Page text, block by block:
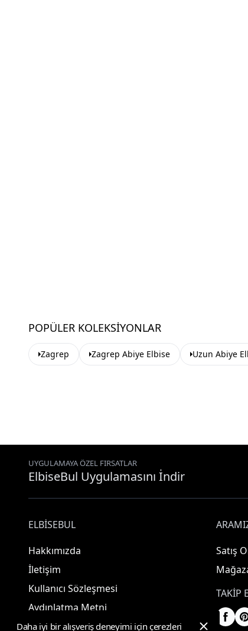
POPÜLER KOLEKSIYONLAR
Zagrep Zagrep Abiye Elbise Uzun Abiye
UYGULAMAYA ÖZEL FIRSATLAR
ElbiseBul Uygulamasını İndir
ELBISEBUL
Hakkımızda
İletişim
Kullanıcı Sözleşmesi
Aydınlatma Metni
Satış
TAKIP
Daha iyi bir alışveriş deneyimi için çerezleri